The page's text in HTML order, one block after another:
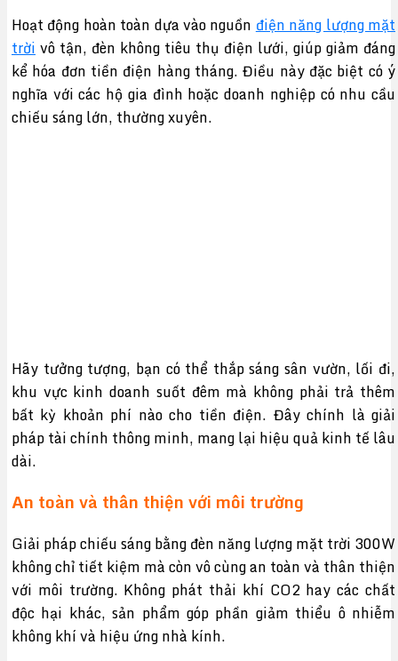
Hoạt động hoàn toàn dựa vào nguồn điện năng lượng mặt
trời vô tận, đèn không tiêu thụ điện lưới, giúp giảm đáng
kể hóa đơn tiền điện hàng tháng. Điều này đặc biệt có ý
nghĩa với các hộ gia đình hoặc doanh nghiệp có nhu cầu
chiếu sáng lớn, thường xuyên.
Hãy tưởng tượng, bạn có thể thắp sáng sân vườn, lối đi,
khu vực kinh doanh suốt đêm mà không phải trả thêm
bất kỳ khoản phí nào cho tiền điện. Đây chính là giải
pháp tài chính thông minh, mang lại hiệu quả kinh tế lâu
dài.
An toàn và thân thiện với môi trường
Giải pháp chiếu sáng bằng đèn năng lượng mặt trời 300W
không chỉ tiết kiệm mà còn vô cùng an toàn và thân thiện
với môi trường. Không phát thải khí CO2 hay các chất
độc hại khác, sản phẩm góp phần giảm thiểu ô nhiễm
không khí và hiệu ứng nhà kính.